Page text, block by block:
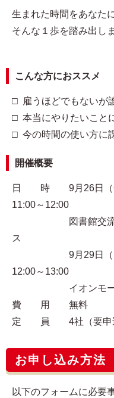
生まれた時間をあなた
そんな１歩を踏み出し
こんな方におススメ
□ 雇うほどでもないが
□ 本当にやりたいこと
□ 今の時間の使い方に
開催概要
日 時 9月26日（
11:00～12:00
図書館交流プラ
ス
9月29日（月）
12:00～13:00
イオンモール岡
費 用 無料
定 員 4社（要申込
お申し込み方法
以下のフォームに必要